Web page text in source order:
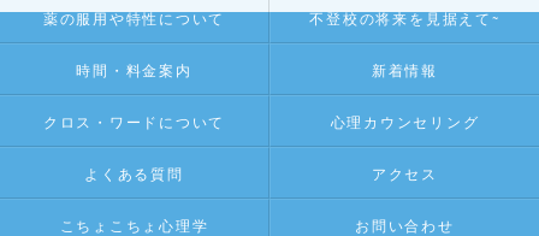
薬の服用や特性について 不登校の将来を見据えて~
時間・料金案内 新着情報
クロス・ワードについて 心理カウンセリング
よくある質問 アクセス
こちょこちょ心理学 お問い合わせ